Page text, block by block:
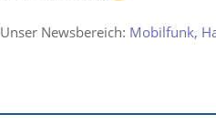
Unser Newsbereich: Mobilfunk,